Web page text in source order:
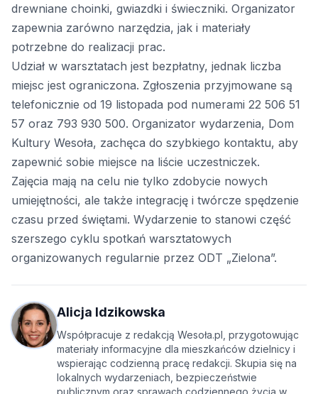
drewniane choinki, gwiazdki i świeczniki. Organizator
zapewnia zarówno narzędzia, jak i materiały
potrzebne do realizacji prac.
Udział w warsztatach jest bezpłatny, jednak liczba
miejsc jest ograniczona. Zgłoszenia przyjmowane są
telefonicznie od 19 listopada pod numerami 22 506 51
57 oraz 793 930 500. Organizator wydarzenia, Dom
Kultury Wesoła, zachęca do szybkiego kontaktu, aby
zapewnić sobie miejsce na liście uczestniczek.
Zajęcia mają na celu nie tylko zdobycie nowych
umiejętności, ale także integrację i twórcze spędzenie
czasu przed świętami. Wydarzenie to stanowi część
szerszego cyklu spotkań warsztatowych
organizowanych regularnie przez ODT „Zielona”.
Alicja Idzikowska
Współpracuje z redakcją Wesoła.pl, przygotowując
materiały informacyjne dla mieszkańców dzielnicy i
wspierając codzienną pracę redakcji. Skupia się na
lokalnych wydarzeniach, bezpieczeństwie
publicznym oraz sprawach codziennego życia w